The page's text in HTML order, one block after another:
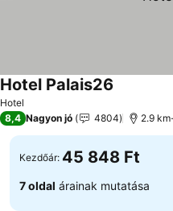
Hotel
Hotel Palais26
8,4 Nagyon jó 4804 2.9
Kezdőár: 45 848 Ft
7 oldal árainak mutatása